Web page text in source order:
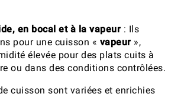
en bocal et à la vapeur : Ils
pour une cuisson « vapeur »,
élevée pour des plats cuits à
ou dans des conditions contrôlées.
cuisson sont variées et enrichies